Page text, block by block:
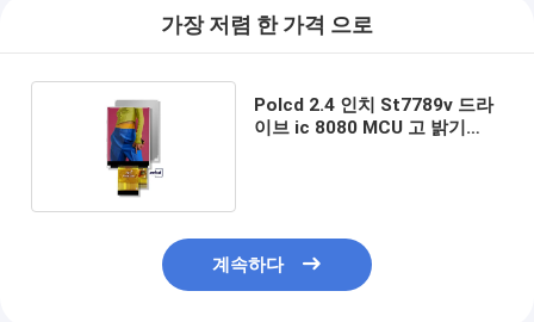
가장 저렴 한 가격 으로
Polcd 2.4 인치 St7789v 드라
이브 ic 8080 MCU 고 밝기
계속하다